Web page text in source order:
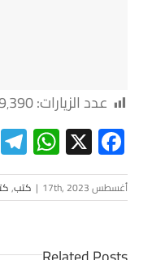
عدد الزيارات:
X
أغسطس 17th, 2023 | كتب,